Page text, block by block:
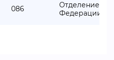
086
Отделение
Федерации по